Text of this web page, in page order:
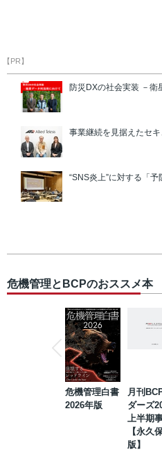
【PR】
防災DXの社会実装 －衛
事業継続を見据えたセ
“SNS炎上”に対する「
危機管理とBCPのおススメ本
危機管理白書
2026年版
月刊
ダーズ
上半期
【永久
版】